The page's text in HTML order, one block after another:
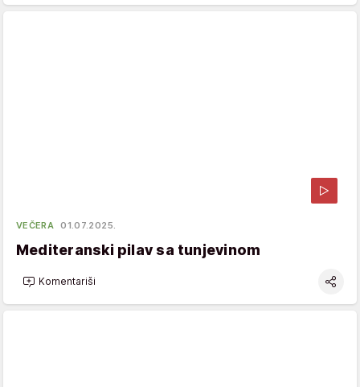
VEČERA 01.07.2025.
Mediteranski pilav sa tunjevinom
Komentariši